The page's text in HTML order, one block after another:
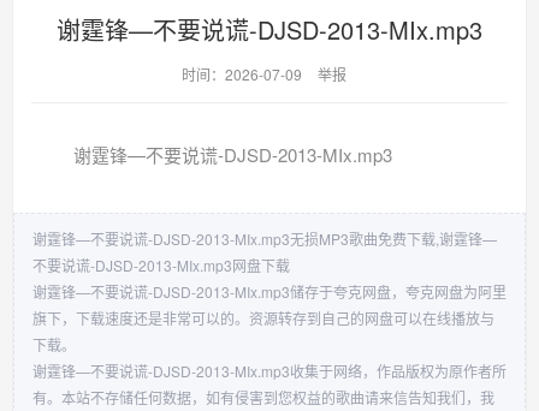
谢霆锋—不要说谎-DJSD-2013-MIx.mp3
时间：2026-07-09 举报
谢霆锋—不要说谎-DJSD-2013-MIx.mp3
谢霆锋—不要说谎-DJSD-2013-MIx.mp3无损MP3歌曲免费下载,谢霆锋—
不要说谎-DJSD-2013-MIx.mp3网盘下载
谢霆锋—不要说谎-DJSD-2013-MIx.mp3储存于夸克网盘，夸克网盘为阿里
旗下，下载速度还是非常可以的。资源转存到自己的网盘可以在线播放与
下载。
谢霆锋—不要说谎-DJSD-2013-MIx.mp3收集于网络，作品版权为原作者所
有。本站不存储任何数据，如有侵害到您权益的歌曲请来信告知我们，我